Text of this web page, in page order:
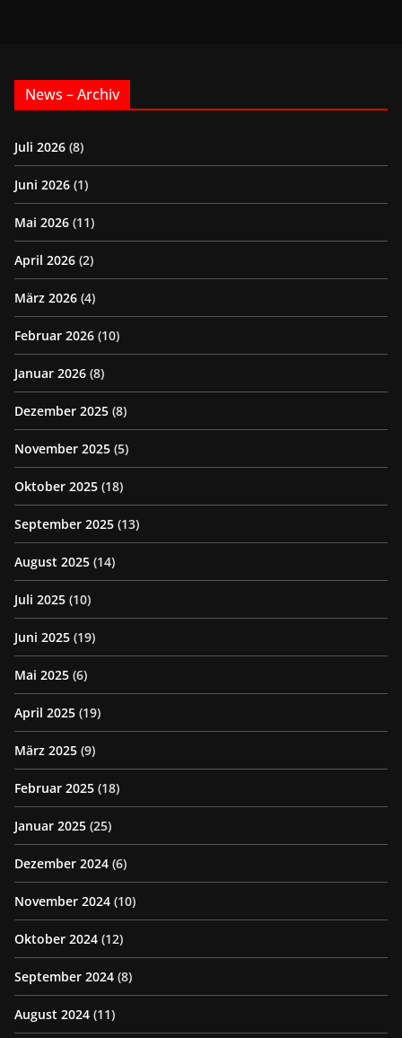
News – Archiv
Juli 2026 (8)
Juni 2026 (1)
Mai 2026 (11)
April 2026 (2)
März 2026 (4)
Februar 2026 (10)
Januar 2026 (8)
Dezember 2025 (8)
November 2025 (5)
Oktober 2025 (18)
September 2025 (13)
August 2025 (14)
Juli 2025 (10)
Juni 2025 (19)
Mai 2025 (6)
April 2025 (19)
März 2025 (9)
Februar 2025 (18)
Januar 2025 (25)
Dezember 2024 (6)
November 2024 (10)
Oktober 2024 (12)
September 2024 (8)
August 2024 (11)